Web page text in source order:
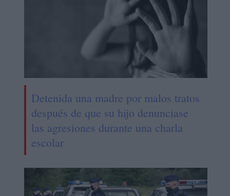
Detenida una madre por malos tratos
después de que su hijo denunciase
las agresiones durante una charla
escolar